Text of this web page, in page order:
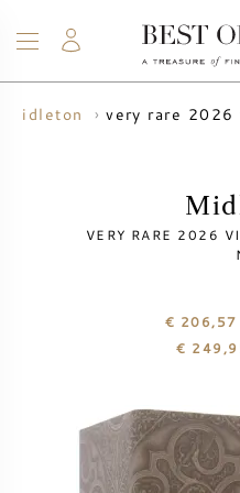
WIJN
VINTAGE CHART
VOORVERKOOP
CHAMPAGNE
BOLLINGER
WHISKY
RUM
STERKE DRANK
SALE
BORDEAUX EN
UW WIJN VERKOPEN
BLOG
OVER ONS
midleton very rare 2026
VERY RARE 2026
€ 206,57
€